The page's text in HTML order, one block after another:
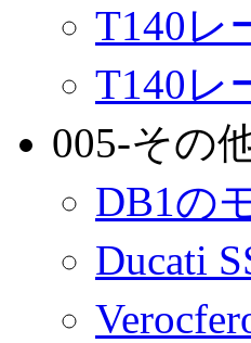
T140レ
T140レ
005-その
DB1の
Ducati